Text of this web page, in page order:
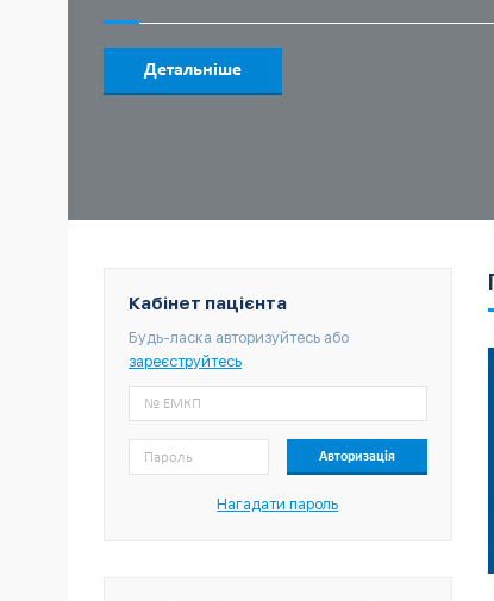
Детальніше
Кабінет пацієнта
Будь-ласка авторизуйтесь або
зареєструйтесь
Нагадати пароль